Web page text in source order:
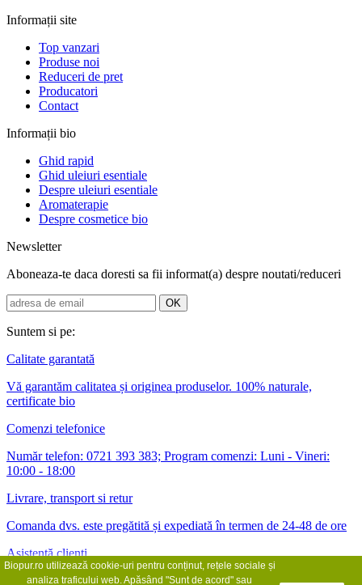
Informații site
Top vanzari
Produse noi
Reduceri de pret
Producatori
Contact
Informații bio
Ghid rapid
Ghid uleiuri esentiale
Despre uleiuri esentiale
Aromaterapie
Despre cosmetice bio
Newsletter
Aboneaza-te daca doresti sa fii informat(a) despre noutati/reduceri
Suntem si pe:
Calitate garantată
Vă garantăm calitatea și originea produselor. 100% naturale,
certificate bio
Comenzi telefonice
Număr telefon: 0721 393 383; Program comenzi: Luni - Vineri:
10:00 - 18:00
Livrare, transport si retur
Comanda dvs. este pregătită și expediată în termen de 24-48 de ore
Asistență clienți
Asistența pentru clienți vă stă la dispoziție de luni până vineri între
Biopur.ro utilizează cookie-uri pentru conținut, rețele sociale și
analiza traficului web. Apăsând "Sunt de acord" sau